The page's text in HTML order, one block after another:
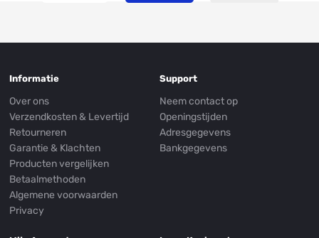
Informatie
Over ons
Verzendkosten & Levertijd
Retourneren
Garantie & Klachten
Producten vergelijken
Betaalmethoden
Algemene voorwaarden
Privacy
Support
Neem contact op
Openingstijden
Adresgegevens
Bankgegevens